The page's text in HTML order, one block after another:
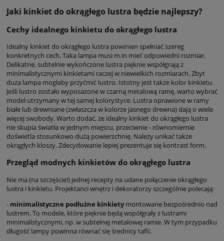
Jaki kinkiet do okrągłego lustra będzie najlepszy?
Cechy idealnego kinkietu do okrągłego lustra
Idealny kinkiet do okrągłego lustra powinien spełniać szereg
konkretnych cech. Taka lampa musi m.in mieć odpowiedni rozmiar.
Delikatne, subtelnie wykończone lustra pięknie współgrają z
minimalistycznymi kinkietami raczej w niewielkich rozmiarach. Zbyt
duża lampa mogłaby przyćmić lustro. Istotny jest także kolor kinkietu.
Jeśli lustro zostało wyposażone w czarną metalową ramę, warto wybrać
model utrzymany w tej samej kolorystyce. Lustra oprawione w ramy
białe lub drewniane (zwłaszcza w kolorze jasnego drewna) dają o wiele
więcej swobody. Warto dodać, że idealny kinkiet do okrągłego lustra
nie skupia światła w jednym miejscu, przeciwnie - równomiernie
doświetla stosunkowo dużą powierzchnię. Należy unikać także
okrągłych kloszy. Zdecydowanie lepiej prezentuje się kontrast form.
Przegląd modnych kinkietów do okrągłego lustra
Nie ma (na szczęście!) jednej recepty na udane połączenie okrągłego
lustra i kinkietu. Projektanci wnętrz i dekoratorzy szczególnie polecają:
- minimalistyczne podłużne kinkietymontowane bezpośrednio nad
lustrem. To modele, które pięknie będą współgrały z lustrami
minimalistycznymi, np. w subtelnej metalowej ramie. W tym przypadku
długość lampy powinna równać się średnicy tafli;